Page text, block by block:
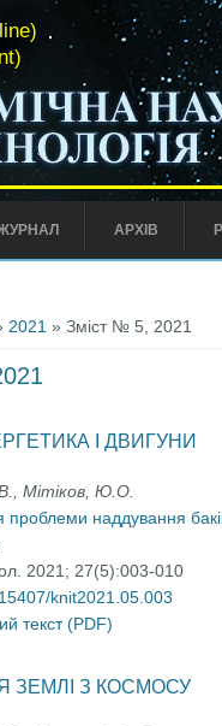
АРХІВ
2021» Зміст № 5, 2021
І ДВИГУНИ
Мітіков, Ю.О.
наддування
2021; 27(5):003-010
knit2021.05.003
текст (PDF)
ЗЕМЛІ З КОСМОСУ